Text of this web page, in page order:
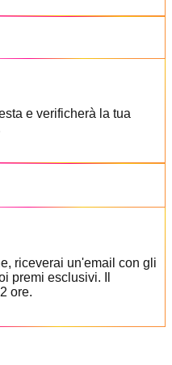
e verificherà la tua
riceverai un'email con gli
premi esclusivi. Il
ore.